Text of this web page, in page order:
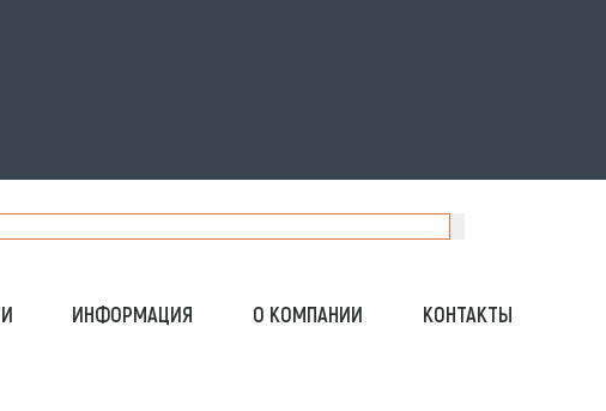
ИНФОРМАЦИЯ О КОМПАНИИ КОНТАКТЫ